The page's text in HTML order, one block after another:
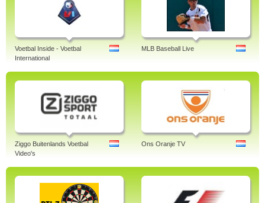
Voetbal Inside - Voetbal
International
MLB Baseball Live
Ziggo Buitenlands Voetbal
Video's
Ons Oranje TV